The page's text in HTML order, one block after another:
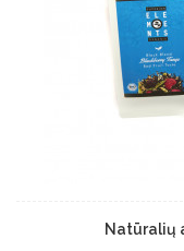
Natūralių